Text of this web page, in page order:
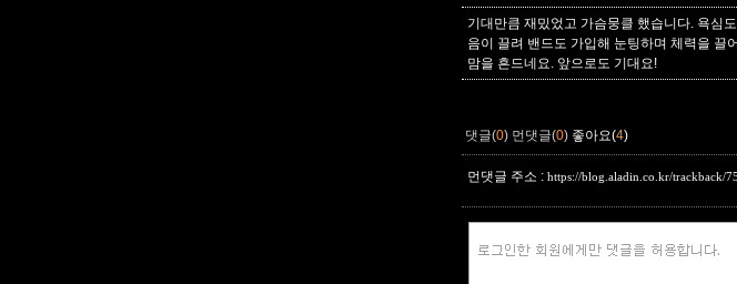
기대만큼 재밌었고 가슴뭉클 했습니다. 욕심
음이 끌려 밴드도 가입해 눈팅하며 체력을 끌
맘을 흔드네요. 앞으로도 기대요!
댓글(0) 먼댓글(0) 좋아요(4)
먼댓글 주소 : https://blog.aladin.co.kr/trackback/